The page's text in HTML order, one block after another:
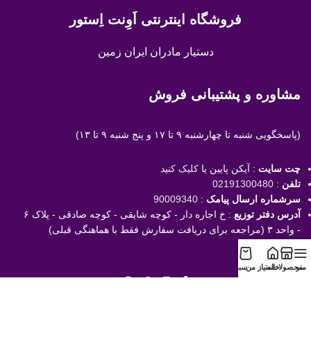
فروشگاه اینترنتی اَوِنت اِستور
دستیار مادران ایران زمین
مشاوره و پشتیبانی فروش
(پاسخگویی شنبه تا چهارشنبه ۹ تا ۱۷ و پنج شنبه ۹ تا ۱۳)
چت سایت : آیکن پایین یا کلیک کنید
تلفن :
02191300480
سرشماره ارسال پیامک :
90009340
آدرس دفتر توزیع
: خ اجاره دار - کوچه شایقی - کوچه صادقی - پلاک ۶
- واحد ۳ (مراجعه برای دریافت سفارش فقط با هماهنگی قبلی)
منو
محصولات
خانهامتیاز منسبد